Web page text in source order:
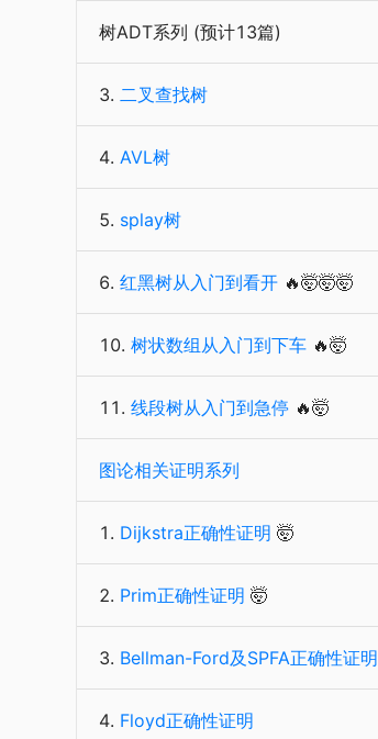
树ADT系列 (预计13篇)
3. 二叉查找树
4. AVL树
5. splay树
6. 红黑树从入门到看开🔥🤯🤯🤯
10. 树状数组从入门到下车🔥🤯
11. 线段树从入门到急停🔥🤯
图论相关证明系列
1. Dijkstra正确性证明 🤯
2. Prim正确性证明 🤯
3. Bellman-Ford及SPFA正确性证明
4. Floyd正确性证明